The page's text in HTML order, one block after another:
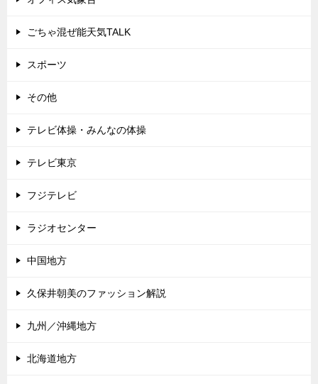
ごちゃ混ぜ能天気TALK
スポーツ
その他
テレビ体操・みんなの体操
テレビ東京
フジテレビ
ラジオセンター
中国地方
久保井朝美のファッション解説
九州／沖縄地方
北海道地方